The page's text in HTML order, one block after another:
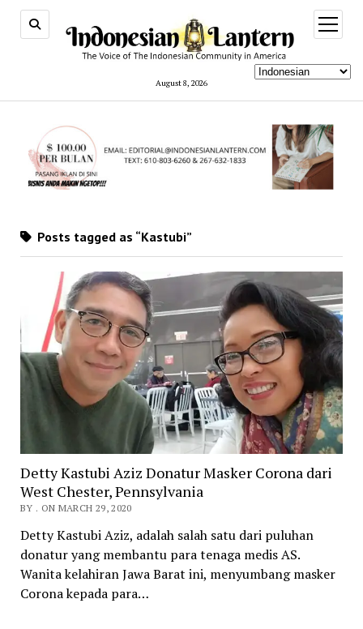
August 8, 2026
open
menu
Posts tagged as “Kastubi”
Detty Kastubi Aziz Donatur Masker Corona dari
West Chester, Pennsylvania
BY . ON MARCH 29, 2020
Detty Kastubi Aziz, adalah salah satu dari puluhan
donatur yang membantu para tenaga medis AS.
Wanita kelahiran Jawa Barat ini, menyumbang masker
Corona kepada para…